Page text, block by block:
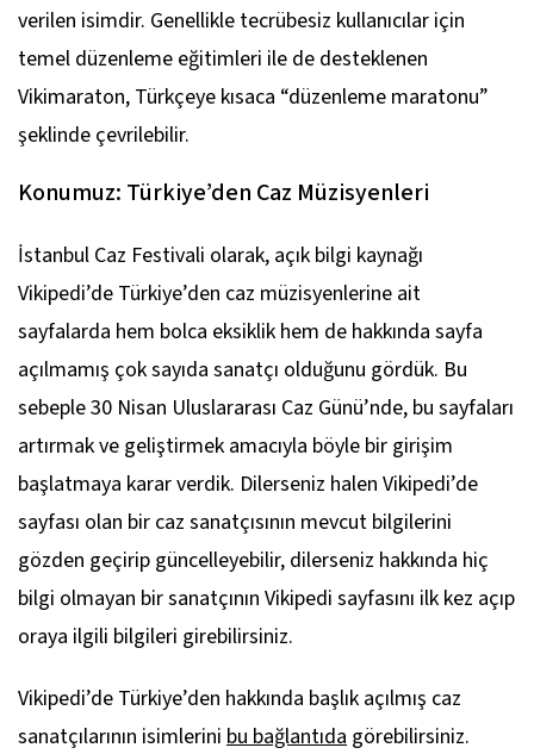
verilen isimdir. Genellikle tecrübesiz kullanıcılar için
temel düzenleme eğitimleri ile de desteklenen
Vikimaraton, Türkçeye kısaca “düzenleme maratonu”
şeklinde çevrilebilir.
Konumuz: Türkiye’den Caz Müzisyenleri
İstanbul Caz Festivali olarak, açık bilgi kaynağı
Vikipedi’de Türkiye’den caz müzisyenlerine ait
sayfalarda hem bolca eksiklik hem de hakkında sayfa
açılmamış çok sayıda sanatçı olduğunu gördük. Bu
sebeple 30 Nisan Uluslararası Caz Günü’nde, bu sayfaları
artırmak ve geliştirmek amacıyla böyle bir girişim
başlatmaya karar verdik. Dilerseniz halen Vikipedi’de
sayfası olan bir caz sanatçısının mevcut bilgilerini
gözden geçirip güncelleyebilir, dilerseniz hakkında hiç
bilgi olmayan bir sanatçının Vikipedi sayfasını ilk kez açıp
oraya ilgili bilgileri girebilirsiniz.
Vikipedi’de Türkiye’den hakkında başlık açılmış caz
sanatçılarının isimlerini bu bağlantıda görebilirsiniz.